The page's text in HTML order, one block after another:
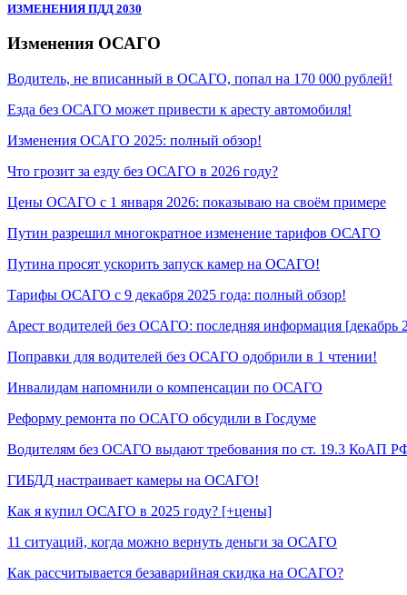
ИЗМЕНЕНИЯ ПДД 2030
Изменения ОСАГО
Водитель, не вписанный в ОСАГО, попал на 170 000 рублей!
Езда без ОСАГО может привести к аресту автомобиля!
Изменения ОСАГО 2025: полный обзор!
Что грозит за езду без ОСАГО в 2026 году?
Цены ОСАГО с 1 января 2026: показываю на своём примере
Путин разрешил многократное изменение тарифов ОСАГО
Путина просят ускорить запуск камер на ОСАГО!
Тарифы ОСАГО с 9 декабря 2025 года: полный обзор!
Арест водителей без ОСАГО: последняя информация [декабрь
Поправки для водителей без ОСАГО одобрили в 1 чтении!
Инвалидам напомнили о компенсации по ОСАГО
Реформу ремонта по ОСАГО обсудили в Госдуме
Водителям без ОСАГО выдают требования по ст. 19.3 КоАП
ГИБДД настраивает камеры на ОСАГО!
Как я купил ОСАГО в 2025 году? [+цены]
11 ситуаций, когда можно вернуть деньги за ОСАГО
Как рассчитывается безаварийная скидка на ОСАГО?